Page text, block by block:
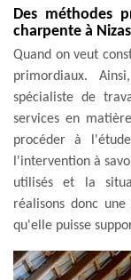
Des méthodes
charpente à
Quand on veut
primordiaux.
spécialiste de
services en
procéder à
l'intervention à
utilisés et la
réalisons donc
qu'elle puisse